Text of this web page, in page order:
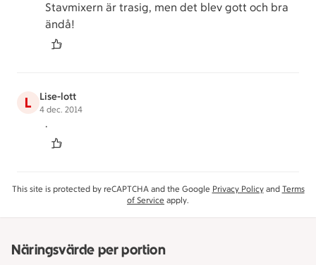
Stavmixern är trasig, men det blev gott och bra
ändå!
L Lise-lott
4 dec. 2014
.
This site is protected by reCAPTCHA and the Google Privacy Policyand Terms
of Service apply.
Näringsvärde per portion